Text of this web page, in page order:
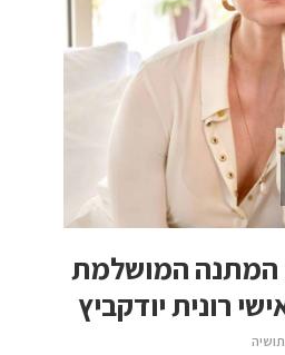
המתנה המושלמת
רונית יודקביץ